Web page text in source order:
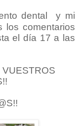
dental
y mi
los comentarios
el día 17 a las
VUESTROS